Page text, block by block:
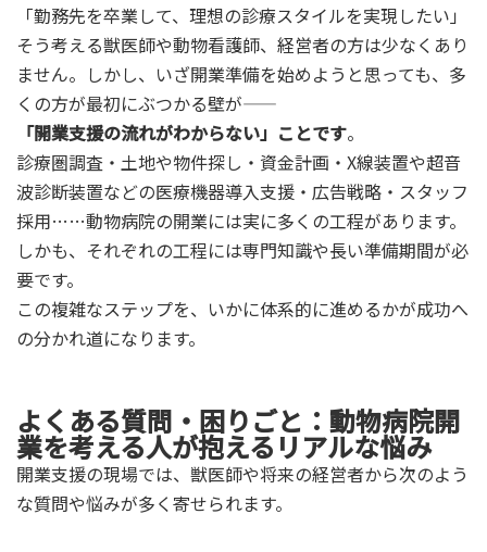
「勤務先を卒業して、理想の診療スタイルを実現したい」
そう考える獣医師や動物看護師、経営者の方は少なくあり
ません。しかし、いざ開業準備を始めようと思っても、多
くの方が最初にぶつかる壁が――
「開業支援の流れがわからない」ことです。
診療圏調査・土地や物件探し・資金計画・X線装置や超音
波診断装置などの医療機器導入支援・広告戦略・スタッフ
採用……動物病院の開業には実に多くの工程があります。
しかも、それぞれの工程には専門知識や長い準備期間が必
要です。
この複雑なステップを、いかに体系的に進めるかが成功へ
の分かれ道になります。
よくある質問・困りごと：動物病院開
業を考える人が抱えるリアルな悩み
開業支援の現場では、獣医師や将来の経営者から次のよう
な質問や悩みが多く寄せられます。